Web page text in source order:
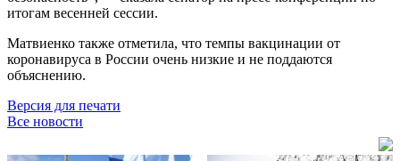
итогам весенней сессии.
Матвиенко также отметила, что темпы вакцинации от
коронавируса в России очень низкие и не поддаются
объяснению.
Версия для печати
Все новости